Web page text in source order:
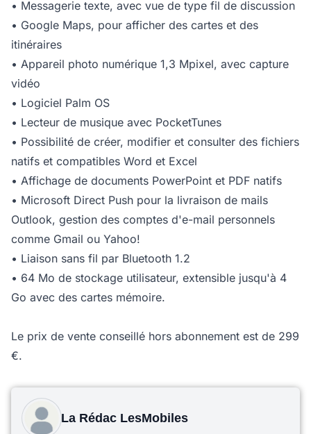
• Messagerie texte, avec vue de type fil de discussion
• Google Maps, pour afficher des cartes et des
itinéraires
• Appareil photo numérique 1,3 Mpixel, avec capture
vidéo
• Logiciel Palm OS
• Lecteur de musique avec PocketTunes
• Possibilité de créer, modifier et consulter des fichiers
natifs et compatibles Word et Excel
• Affichage de documents PowerPoint et PDF natifs
• Microsoft Direct Push pour la livraison de mails
Outlook, gestion des comptes d'e-mail personnels
comme Gmail ou Yahoo!
• Liaison sans fil par Bluetooth 1.2
• 64 Mo de stockage utilisateur, extensible jusqu'à 4
Go avec des cartes mémoire.
Le prix de vente conseillé hors abonnement est de 299
€.
La Rédac LesMobiles